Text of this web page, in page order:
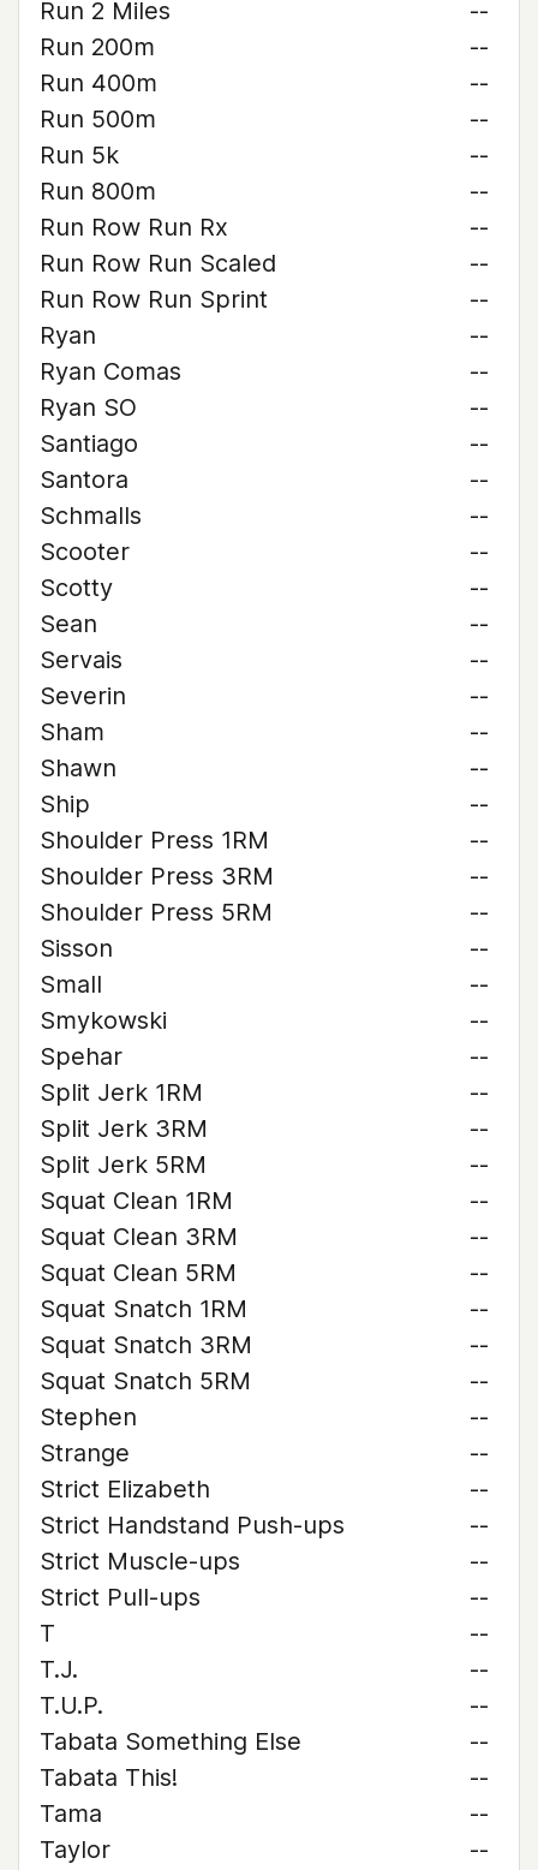
Run 2 Miles
--
Run 200m
--
Run 400m
--
Run 500m
--
Run 5k
--
Run 800m
--
Run Row Run Rx
--
Run Row Run Scaled
--
Run Row Run Sprint
--
Ryan
--
Ryan Comas
--
Ryan SO
--
Santiago
--
Santora
--
Schmalls
--
Scooter
--
Scotty
--
Sean
--
Servais
--
Severin
--
Sham
--
Shawn
--
Ship
--
Shoulder Press 1RM
--
Shoulder Press 3RM
--
Shoulder Press 5RM
--
Sisson
--
Small
--
Smykowski
--
Spehar
--
Split Jerk 1RM
--
Split Jerk 3RM
--
Split Jerk 5RM
--
Squat Clean 1RM
--
Squat Clean 3RM
--
Squat Clean 5RM
--
Squat Snatch 1RM
--
Squat Snatch 3RM
--
Squat Snatch 5RM
--
Stephen
--
Strange
--
Strict Elizabeth
--
Strict Handstand Push-ups
--
Strict Muscle-ups
--
Strict Pull-ups
--
T
--
T.J.
--
T.U.P.
--
Tabata Something Else
--
Tabata This!
--
Tama
--
Taylor
--